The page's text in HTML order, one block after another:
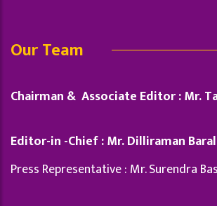
Our Team
Chairman & Associate Editor : Mr.
Editor-in -Chief : Mr. Dilliraman Baral
Press Representative : Mr. Surendra